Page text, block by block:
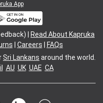
App
|
Read About Kapruka
Careers
FAQs
Sri Lankans around the world.
AU UK UAE CA